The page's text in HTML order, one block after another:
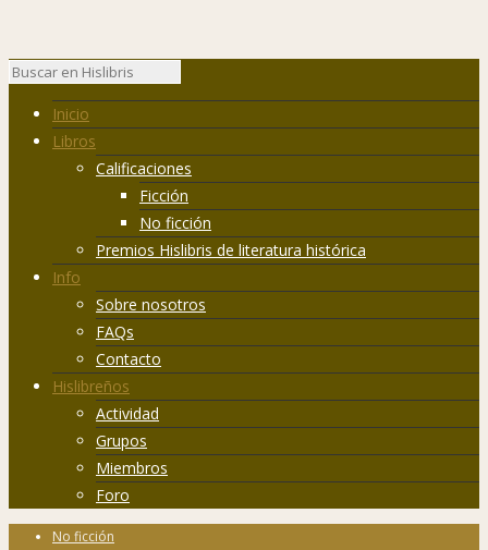
Inicio
Libros
Calificaciones
Ficción
No ficción
Premios Hislibris de literatura histórica
Info
Sobre nosotros
FAQs
Contacto
Hislibreños
Actividad
Grupos
Miembros
Foro
No ficción